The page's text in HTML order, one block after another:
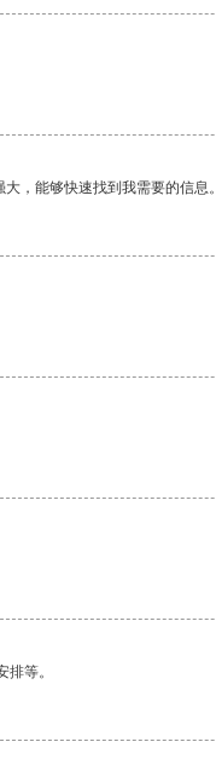
，能够快速找到我需要的信息。
等。